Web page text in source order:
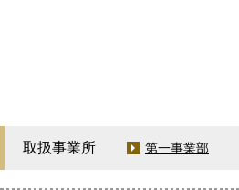
取扱事業所 第一事業部